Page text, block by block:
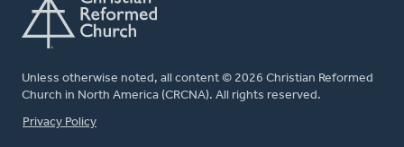
Unless otherwise noted, all content © 2026 Christian Reformed
Church in North America (CRCNA). All rights reserved.
FOOTER
Privacy Policy